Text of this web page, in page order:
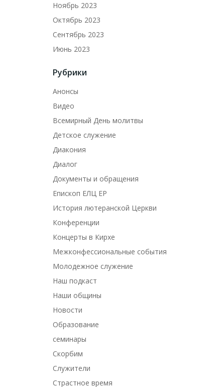
Ноябрь 2023
Октябрь 2023
Сентябрь 2023
Июнь 2023
Рубрики
Анонсы
Видео
Всемирный День молитвы
Детское служение
Диакония
Диалог
Документы и обращения
Епископ ЕЛЦ ЕР
История лютеранской Церкви
Конференции
Концерты в Кирхе
Межконфессиональные события
Молодежное служение
Наш подкаст
Наши общины
Новости
Образование
семинары
Скорбим
Служители
Страстное время